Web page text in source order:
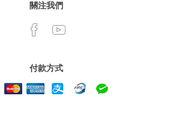
關注我們
付款方式